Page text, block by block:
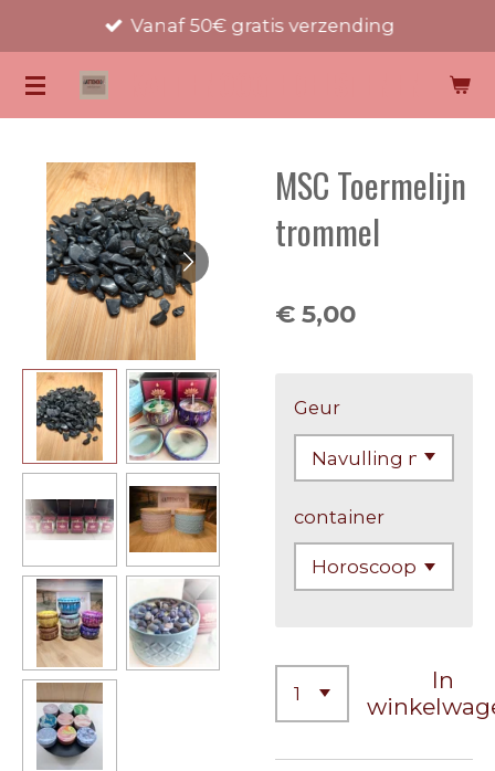
direct
naar
de
hoofdinhoud
Vanaf 50€ gratis verzending
MSC Toermelijn
trommel
€ 5,00
Geur
container
In